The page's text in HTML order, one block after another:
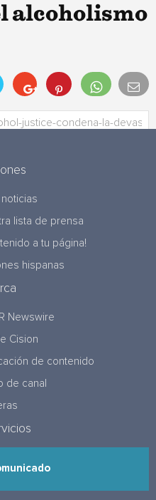
alcoholismo
lista de prensa
a tu página!
hispanas
Newswire
Cision
de contenido
de canal